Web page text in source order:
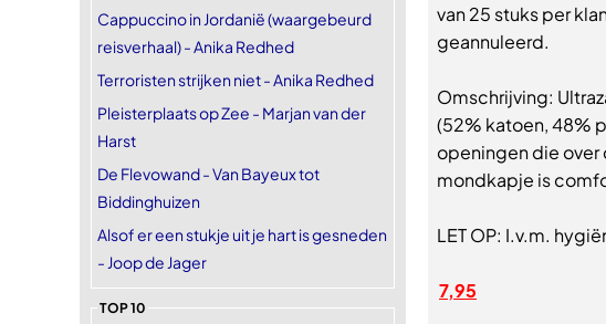
Cappuccino in Jordanië (waargebeurd
reisverhaal) - Anika Redhed
Terroristen strijken niet - Anika Redhed
Pleisterplaats op Zee - Marjan van der
Harst
De Flevowand - Van Bayeux tot
Biddinghuizen
Alsof er een stukje uit je hart is gesneden
- Joop de Jager
TOP 10
van 25 stuks per
geannuleerd.
Omschrijving:
(52% katoen, 48%
openingen die over
mondkapje is
LET OP: I.v.m.
7,95